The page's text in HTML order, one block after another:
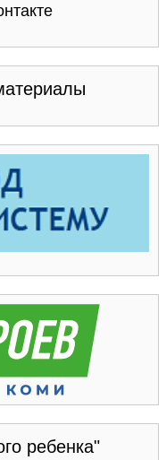
ребенка"